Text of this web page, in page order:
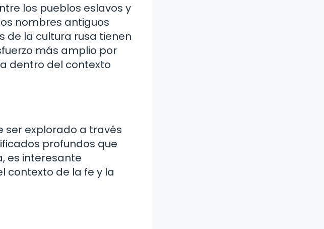
los pueblos eslavos y
nombres antiguos
de la cultura rusa tienen
más amplio por
dentro del contexto
ser explorado a través
profundos que
es interesante
contexto de la fe y la